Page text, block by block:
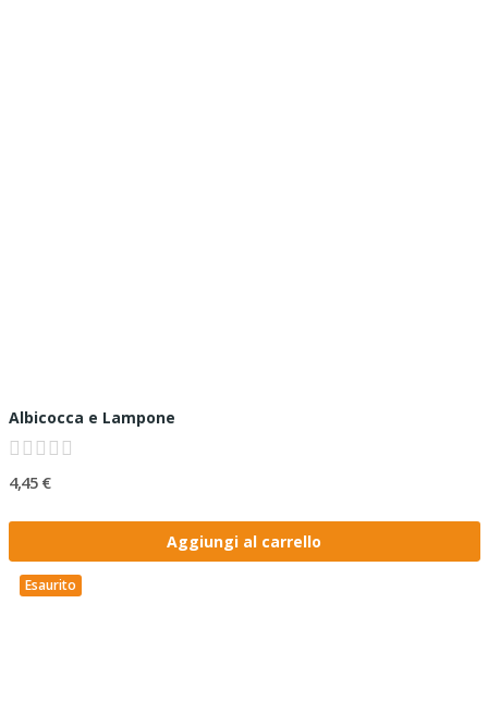
Albicocca e Lampone
4,45 €
Aggiungi al carrello
Esaurito